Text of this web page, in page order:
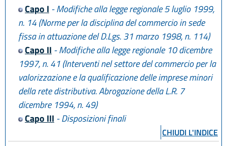
Capo I - Modifiche alla legge regionale 5 luglio 1999,
n. 14 (Norme per la disciplina del commercio in sede
fissa in attuazione del D.Lgs. 31 marzo 1998, n. 114)
Capo II - Modifiche alla legge regionale 10 dicembre
1997, n. 41 (Interventi nel settore del commercio per la
valorizzazione e la qualificazione delle imprese minori
della rete distributiva. Abrogazione della L.R. 7
dicembre 1994, n. 49)
Capo III - Disposizioni finali
CHIUDI L'INDICE